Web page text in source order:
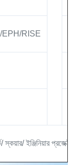
EPH/RISE
স্কয়ার/ ইঞ্জিনিয়ার